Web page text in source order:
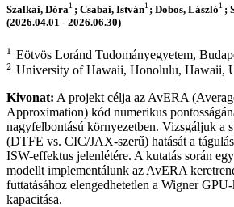
Szalkai, Dóra11 ; Csabai, István1
1; Dobos, László11 ;
(2026.04.01 - 2026.06.30)
11 Eötvös Loránd Tudományegyetem,
2
2 University of Hawaii, Honolulu, Hawaii,
Kivonat: A projekt célja az AvERA
Approximation) kód numerikus
nagyfelbontású környezetben. Vizsgáljuk a
(DTFE vs. CIC/JAX-szerű) hatását a
ISW-effektus jelenlétére. A kutatás során
modellt implementálunk az AvERA
futtatásához elengedhetetlen a Wigner
kapacitása.